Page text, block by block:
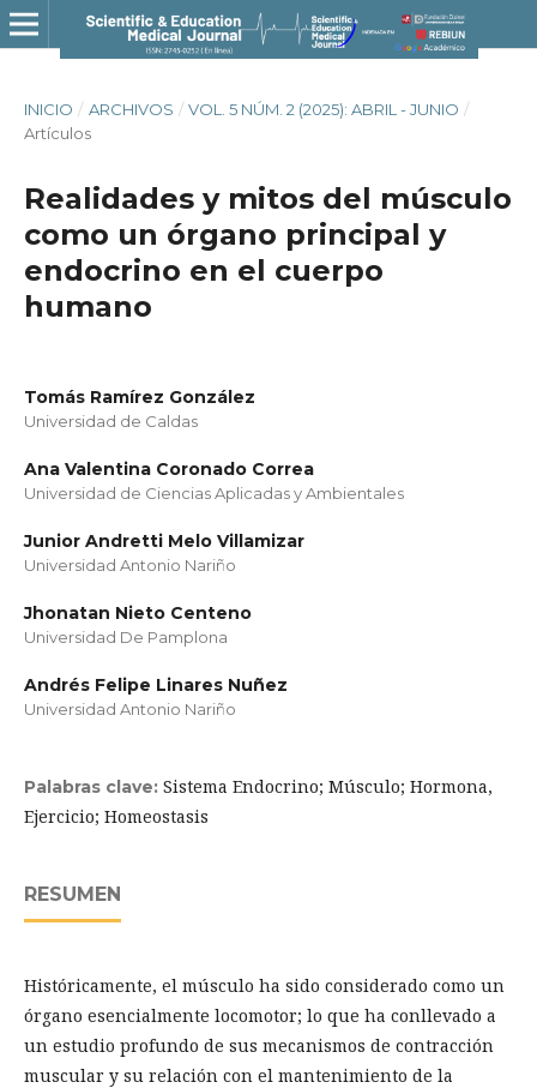
INICIO / ARCHIVOS / VOL. 5 NÚM. 2 (2025): ABRIL - JUNIO /
Artículos
Realidades y mitos del músculo
como un órgano principal y
endocrino en el cuerpo
humano
Tomás Ramírez González
Universidad de Caldas
Ana Valentina Coronado Correa
Universidad de Ciencias Aplicadas y Ambientales
Junior Andretti Melo Villamizar
Universidad Antonio Nariño
Jhonatan Nieto Centeno
Universidad De Pamplona
Andrés Felipe Linares Nuñez
Universidad Antonio Nariño
Palabras clave: Sistema Endocrino; Músculo; Hormona,
Ejercicio; Homeostasis
RESUMEN
Históricamente, el músculo ha sido considerado como un
órgano esencialmente locomotor; lo que ha conllevado a
un estudio profundo de sus mecanismos de contracción
muscular y su relación con el mantenimiento de la